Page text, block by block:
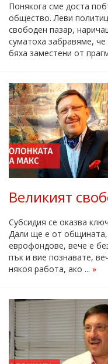
Понякога сме доста
общество. Леви
свободен пазар,
суматоха забравяме,
бяха заместени от
Великият
Субсидия се оказва
Дали ще е от
еврофондове, вече е
пък и вие познавате,
някоя работа, ако ... »